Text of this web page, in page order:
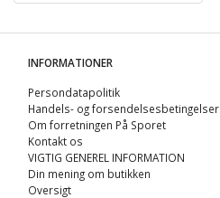
INFORMATIONER
Persondatapolitik
Handels- og forsendelsesbetingelser
Om forretningen På Sporet
Kontakt os
VIGTIG GENEREL INFORMATION
Din mening om butikken
Oversigt